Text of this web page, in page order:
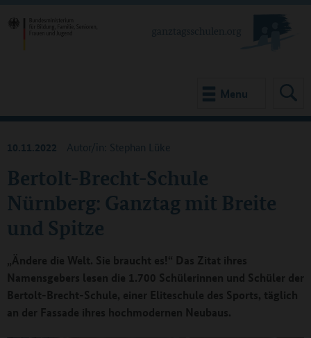
Menu
Bertolt-Brecht-Schule
Nürnberg: Ganztag mit Breite
und Spitze
10.11.2022 Autor/in: Stephan Lüke
„Ändere die Welt. Sie braucht es!“ Das Zitat ihres
Namensgebers lesen die 1.700 Schülerinnen und Schüler der
Bertolt-Brecht-Schule, einer Eliteschule des Sports, täglich
an der Fassade ihres hochmodernen Neubaus.